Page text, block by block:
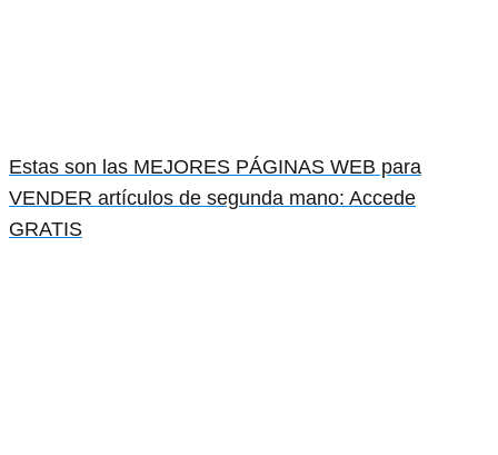
Estas son las MEJORES PÁGINAS WEB para
VENDER artículos de segunda mano: Accede
GRATIS